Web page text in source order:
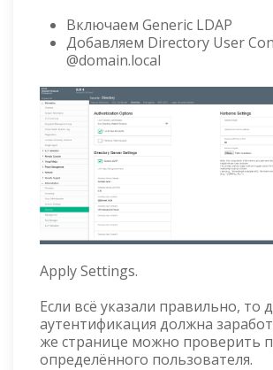
Включаем Generic LDAP
Добавляем Directory User
@domain.local
Apply Settings.
Если всё указали правильно, то
аутентификация должна
же странице можно проверить
определённого пользователя.